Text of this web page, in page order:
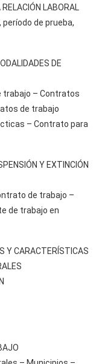
LABORAL
de prueba,
DE
trabajo – Contratos
de trabajo
– Contrato para
Y EXTINCIÓN
de trabajo –
de trabajo en
Y CARACTERÍSTICAS